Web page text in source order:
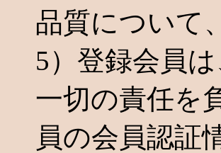
品質について
5）登録会員
一切の責任を
員の会員認証